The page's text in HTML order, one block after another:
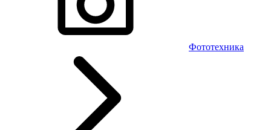
Фототехника